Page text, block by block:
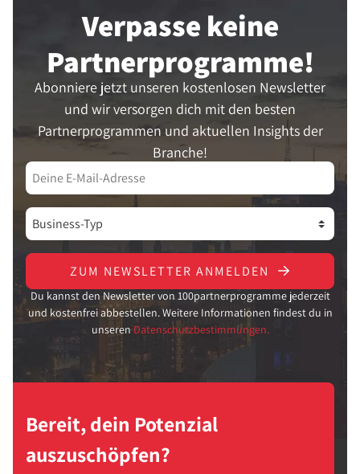
Verpasse keine
Partner­programme!
Abonniere jetzt unseren kostenlosen Newsletter
und wir versorgen dich mit den besten
Partnerprogrammen und aktuellen Insights der
Branche!
ZUM NEWSLETTER ANMELDEN
Du kannst den Newsletter von 100partnerprogramme jederzeit
und kostenfrei abbestellen. Weitere Informationen findest du in
unseren Datenschutzbestimmungen.
Bereit, dein Potenzial
auszuschöpfen?